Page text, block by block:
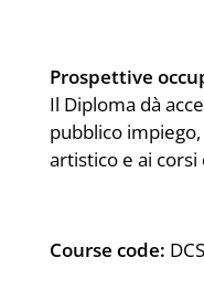
Prospettive
Il Diploma dà
pubblico
artistico e ai corsi
Course code: